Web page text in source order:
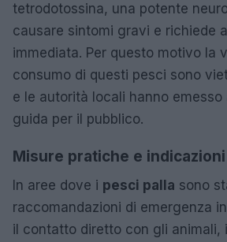
tetrodotossina, una potente
causare sintomi gravi e richiede
immediata. Per questo motivo la
consumo di questi pesci sono
e le autorità locali hanno emesso
guida per il pubblico.
Misure pratiche e
In aree dove i pesci palla sono
raccomandazioni di emergenza
il contatto diretto con gli animali,